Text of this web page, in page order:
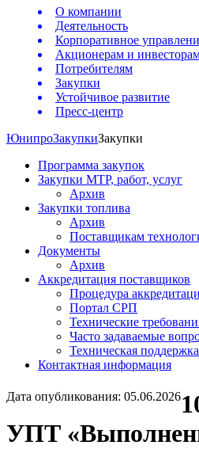
О компании
Деятельность
Корпоративное
Акционерам и
Потребителям
Закупки
Устойчивое развитие
Пресс-центр
ЮнипроЗакупкиЗакупки
Программа закупок
Закупки МТР, работ, услуг
Архив
Закупки топлива
Архив
Поставщикам
Документы
Архив
Аккредитация поставщиков
Процедура
Портал СРП
Технические
Часто задаваемые
Техническая поддержка
Контактная информация
Дата опубликования: 05.06.2026
УПТ